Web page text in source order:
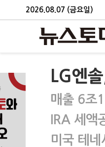
2026.08.07 (금요일)
LG엔
매출 6조
IRA 세
미국 테